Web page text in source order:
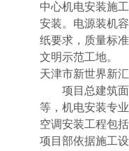
中心机电安装施
安装。电源装机
纸要求，质量标
文明示范工地。
天津市新世界新
项目总建筑面
等，机电安装专
空调安装工程包
项目部依据施工